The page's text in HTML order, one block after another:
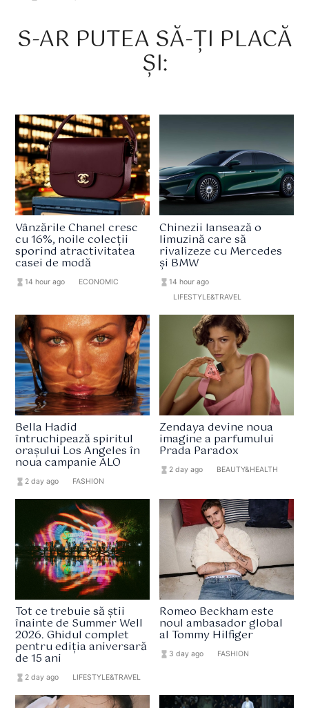
S-AR PUTEA SĂ-ȚI PLACĂ
ȘI:
Vânzările Chanel cresc
cu 16%, noile colecții
sporind atractivitatea
casei de modă
hourglass_full14 hour ago ECONOMIC
Chinezii lansează o
limuzină care să
rivalizeze cu Mercedes
și BMW
hourglass_full 14 hour ago
LIFESTYLE&TRAVEL
Bella Hadid
întruchipează spiritul
orașului Los Angeles în
noua campanie ALO
hourglass_full 2 day ago FASHION
Zendaya devine noua
imagine a parfumului
Prada Paradox
hourglass_full 2 day ago BEAUTY&HEALTH
Tot ce trebuie să știi
înainte de Summer Well
2026. Ghidul complet
pentru ediția aniversară
de 15 ani
hourglass_full 2 day ago LIFESTYLE&TRAVEL
Romeo Beckham este
noul ambasador global
al Tommy Hilfiger
hourglass_full 3 day ago FASHION